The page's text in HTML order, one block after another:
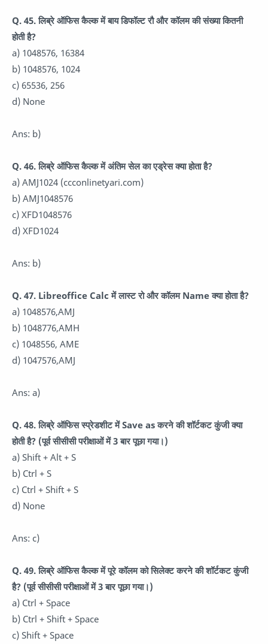
Q. 45. लिब्रे ऑफिस कैल्क में बाय डिफॉल्ट रौ और कॉलम की संख्या कितनी
होती है?
a) 1048576, 16384
b) 1048576, 1024
c) 65536, 256
d) None
Ans: b)
Q. 46. लिब्रे ऑफिस कैल्क में अंतिम सेल का एड्रेस क्या होता है?
a) AMJ1024 (ccconlinetyari.com)
b) AMJ1048576
c) XFD1048576
d) XFD1024
Ans: b)
Q. 47. Libreoffice Calc में लास्ट रो और कॉलम Name क्या होता है?
a) 1048576,AMJ
b) 1048776,AMH
c) 1048556, AME
d) 1047576,AMJ
Ans: a)
Q. 48. लिब्रे ऑफिस स्प्रेडशीट में Save as करने की शॉर्टकट कुंजी क्या
होती है? (पूर्व सीसीसी परीक्षाओं में 3 बार पूछा गया।)
a) Shift + Alt + S
b) Ctrl + S
c) Ctrl + Shift + S
d) None
Ans: c)
Q. 49. लिब्रे ऑफिस कैल्क में पूरे कॉलम को सिलेक्ट करने की शॉर्टकट कुंजी
है? (पूर्व सीसीसी परीक्षाओं में 3 बार पूछा गया।)
a) Ctrl + Space
b) Ctrl + Shift + Space
c) Shift + Space